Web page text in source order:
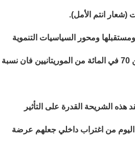
(شعار انتم الأمل).
ومحور السياسيات التنموية
وأداة التغيير الفعال وبالرغم من أن الشباب يمثل أكثر من 70 في المائة من الموريتانيين فان نسبة
هذه الشريحة القدرة على التأثير
اليوم من اغتراب داخلي جعلهم عرضة